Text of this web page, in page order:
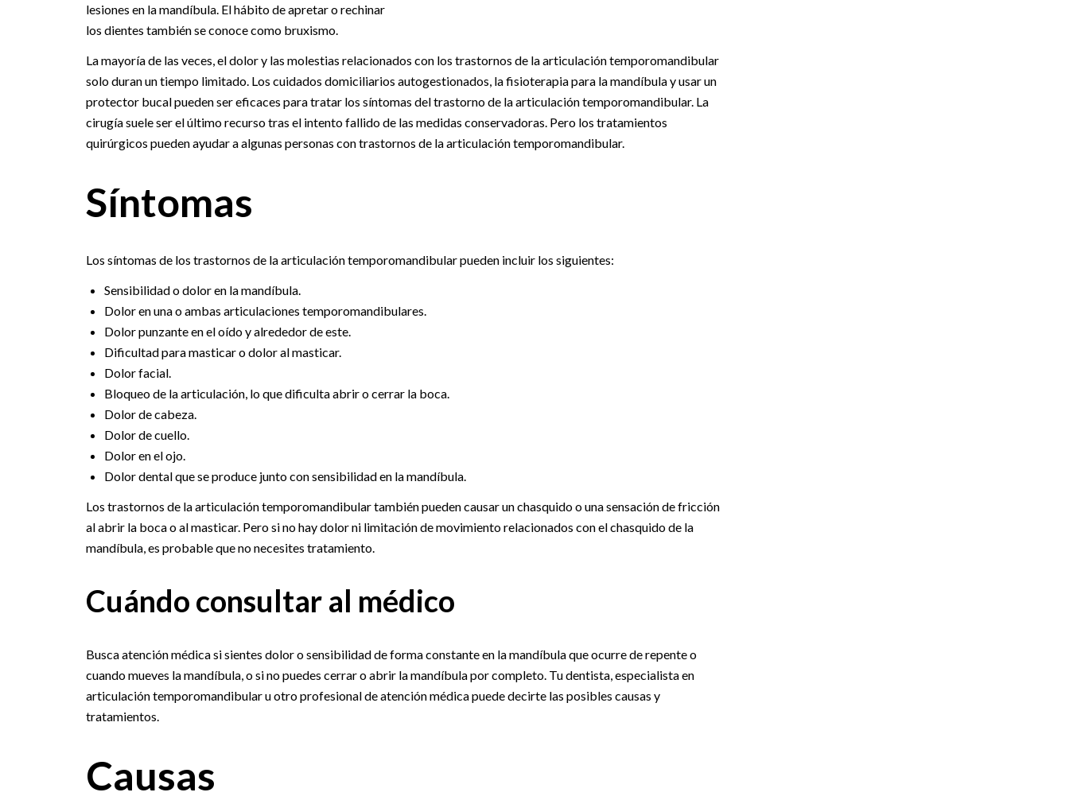
lesiones en la mandíbula. El hábito de apretar o rechinar
los dientes también se conoce como bruxismo.
La mayoría de las veces, el dolor y las molestias relacionados con los trastornos de la articulación temporomandibular
solo duran un tiempo limitado. Los cuidados domiciliarios autogestionados, la fisioterapia para la mandíbula y usar un
protector bucal pueden ser eficaces para tratar los síntomas del trastorno de la articulación temporomandibular. La
cirugía suele ser el último recurso tras el intento fallido de las medidas conservadoras. Pero los tratamientos
quirúrgicos pueden ayudar a algunas personas con trastornos de la articulación temporomandibular.
Síntomas
Los síntomas de los trastornos de la articulación temporomandibular pueden incluir los siguientes:
Sensibilidad o dolor en la mandíbula.
Dolor en una o ambas articulaciones temporomandibulares.
Dolor punzante en el oído y alrededor de este.
Dificultad para masticar o dolor al masticar.
Dolor facial.
Bloqueo de la articulación, lo que dificulta abrir o cerrar la boca.
Dolor de cabeza.
Dolor de cuello.
Dolor en el ojo.
Dolor dental que se produce junto con sensibilidad en la mandíbula.
Los trastornos de la articulación temporomandibular también pueden causar un chasquido o una sensación de fricción
al abrir la boca o al masticar. Pero si no hay dolor ni limitación de movimiento relacionados con el chasquido de la
mandíbula, es probable que no necesites tratamiento.
Cuándo consultar al médico
Busca atención médica si sientes dolor o sensibilidad de forma constante en la mandíbula que ocurre de repente o
cuando mueves la mandíbula, o si no puedes cerrar o abrir la mandíbula por completo. Tu dentista, especialista en
articulación temporomandibular u otro profesional de atención médica puede decirte las posibles causas y
tratamientos.
Causas